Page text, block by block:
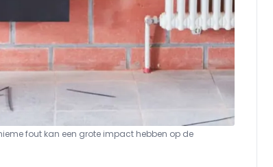
fout kan een grote impact hebben op de